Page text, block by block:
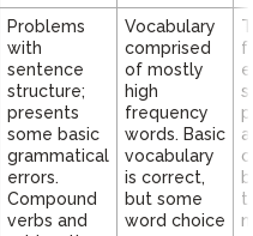
Problems
with
sentence
structure;
presents
some basic
grammatical
errors.
Compound
verbs and
Vocabulary
comprised
of mostly
high
frequency
words. Basic
vocabulary
is correct,
but some
word choice